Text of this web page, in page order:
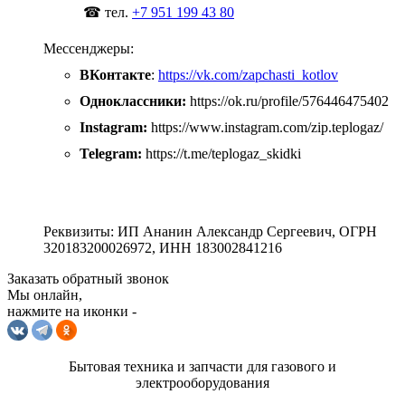
☎ тел. +7 951 199 43 80
Мессенджеры:
ВКонтакте: https://vk.com/zapchasti_kotlov
Одноклассники: https://ok.ru/profile/576446475402
Instagram: https://www.instagram.com/zip.teplogaz/
Telegram: https://t.me/teplogaz_skidki
Реквизиты: ИП Ананин Александр Сергеевич, ОГРН
320183200026972, ИНН 183002841216
Заказать обратный звонок
Мы онлайн,
нажмите на иконки -
Бытовая техника и запчасти для газового и
электрооборудования